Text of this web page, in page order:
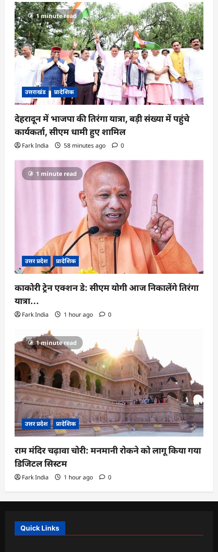
1 minute read
उत्तराखंड प्रादेशिक
देहरादून में भाजपा की तिरंगा यात्रा, बड़ी संख्या में पहुंचे
कार्यकर्ता, सीएम धामी हुए शामिल
Fark India 58 minutes ago 0
1 minute read
उत्तर प्रदेश प्रादेशिक
काकोरी ट्रेन एक्शन डे: सीएम योगी आज निकालेंगे तिरंगा
यात्रा…
Fark India 1 hour ago 0
1 minute read
उत्तर प्रदेश प्रादेशिक
राम मंदिर चढ़ावा चोरी: मनमानी रोकने को लागू किया गया
डिजिटल सिस्टम
Fark India 1 hour ago 0
Quick Links